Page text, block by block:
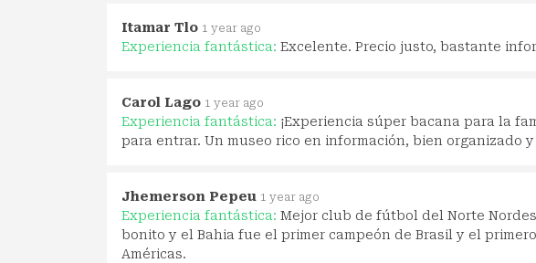
Itamar Tlo 1 year ago
Experiencia fantástica: Excelente. Precio justo, bastante
Carol Lago 1 year ago
Experiencia fantástica: ¡Experiencia súper bacana para la
para entrar. Un museo rico en información, bien organizado y
Jhemerson Pepeu 1 year ago
Experiencia fantástica: Mejor club de fútbol del Norte
bonito y el Bahia fue el primer campeón de Brasil y el
Américas.